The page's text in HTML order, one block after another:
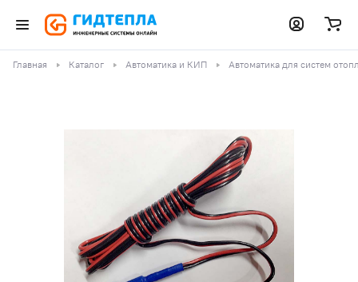
Главная Каталог Автоматика и КИП Автоматика для систем